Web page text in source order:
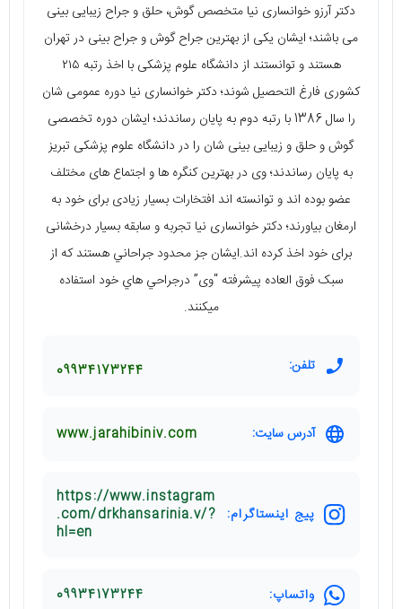
دکتر آرزو خوانساری نیا متخصص گوش، حلق و جراح زيبايی بينی
می باشند؛ ایشان یکی از بهترین جراح گوش و جراح بینی در تهران
هستند و توانستند از دانشگاه علوم پزشكی با اخذ رتبه ٢١٥
كشوری فارغ التحصيل شوند؛ دکتر خوانساری نیا دوره عمومی شان
را سال 1386 با رتبه دوم به پایان رساندند؛ ایشان دوره تخصصی
گوش و حلق و زيبايی بينی شان را در دانشگاه علوم پزشكی تبريز
به پایان رساندند؛ وی در بهترین کنگره ها و اجتماع های مختلف
عضو بوده اند و توانسته اند افتخارات بسیار زیادی برای خود به
ارمغان بیاورند؛ دکتر خوانساری نیا تجربه و سابقه بسیار درخشانی
برای خود اخذ کرده اند.ايشان جز محدود جراحاني هستند كه از
سبک فوق العاده پيشرفته “وی” درجراحي هاي خود استفاده
ميكنند.
تلفن: 09934173244
آدرس سایت: www.jarahibiniv.com
پیج اینستاگرام:
https://www.instagram
.com/drkhansarinia.v/?
hl=en
واتساپ: 09934173244